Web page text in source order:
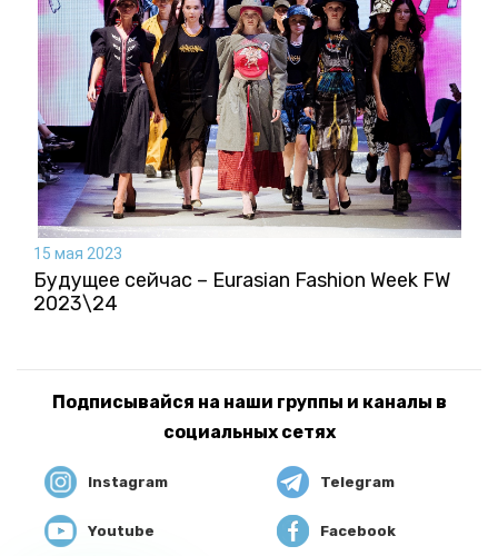
15 мая 2023
Будущее сейчас – Eurasian Fashion Week FW
2023\24
Подписывайся на наши группы и каналы в
социальных сетях
Instagram Telegram
Youtube Facebook